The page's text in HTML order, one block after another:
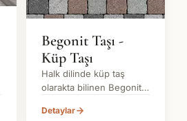
Begonit Taşı -
Küp Taşı
Halk dilinde küp taş
olarakta bilinen Begonit
formuyla tarihi ve
Detaylar